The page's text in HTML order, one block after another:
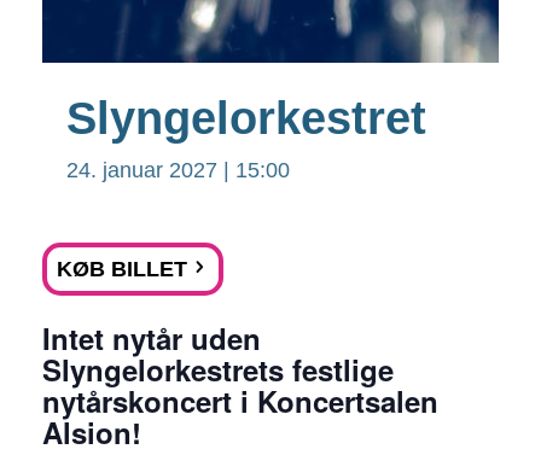
Slyngelorkestret
24. januar 2027 | 15:00
KØB BILLET
Intet nytår uden
Slyngelorkestrets festlige
nytårskoncert i Koncertsalen
Alsion!